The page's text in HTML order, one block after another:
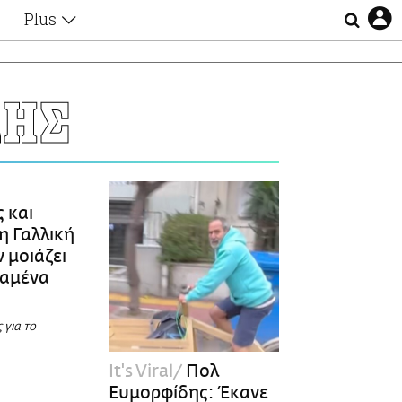
Plus
Αφιερώματα
Ζώδια
Απώλειες
Lgbtqi+
Επιλογές
και
Γαλλική
μοιάζει
για το
It's Viral
Πολ
Ευμορφίδης: Έκανε